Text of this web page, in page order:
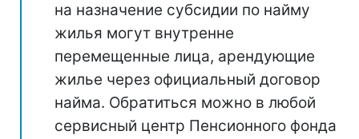
на назначение субсидии по найму
жилья могут внутренне
перемещенные лица, арендующие
жилье через официальный договор
найма. Обратиться можно в любой
сервисный центр Пенсионного фонда